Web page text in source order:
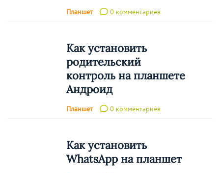
Планшет 0 комментариев
Как установить
родительский
контроль на планшете
Андроид
Планшет 0 комментариев
Как установить
WhatsApp на планшет